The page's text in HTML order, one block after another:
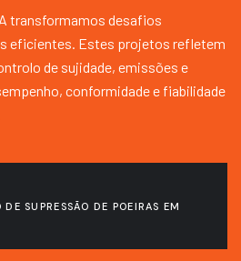
transformamos desafios
eficientes. Estes projetos refletem
de sujidade, emissões e
conformidade e fiabilidade
SUPRESSÃO DE POEIRAS EM